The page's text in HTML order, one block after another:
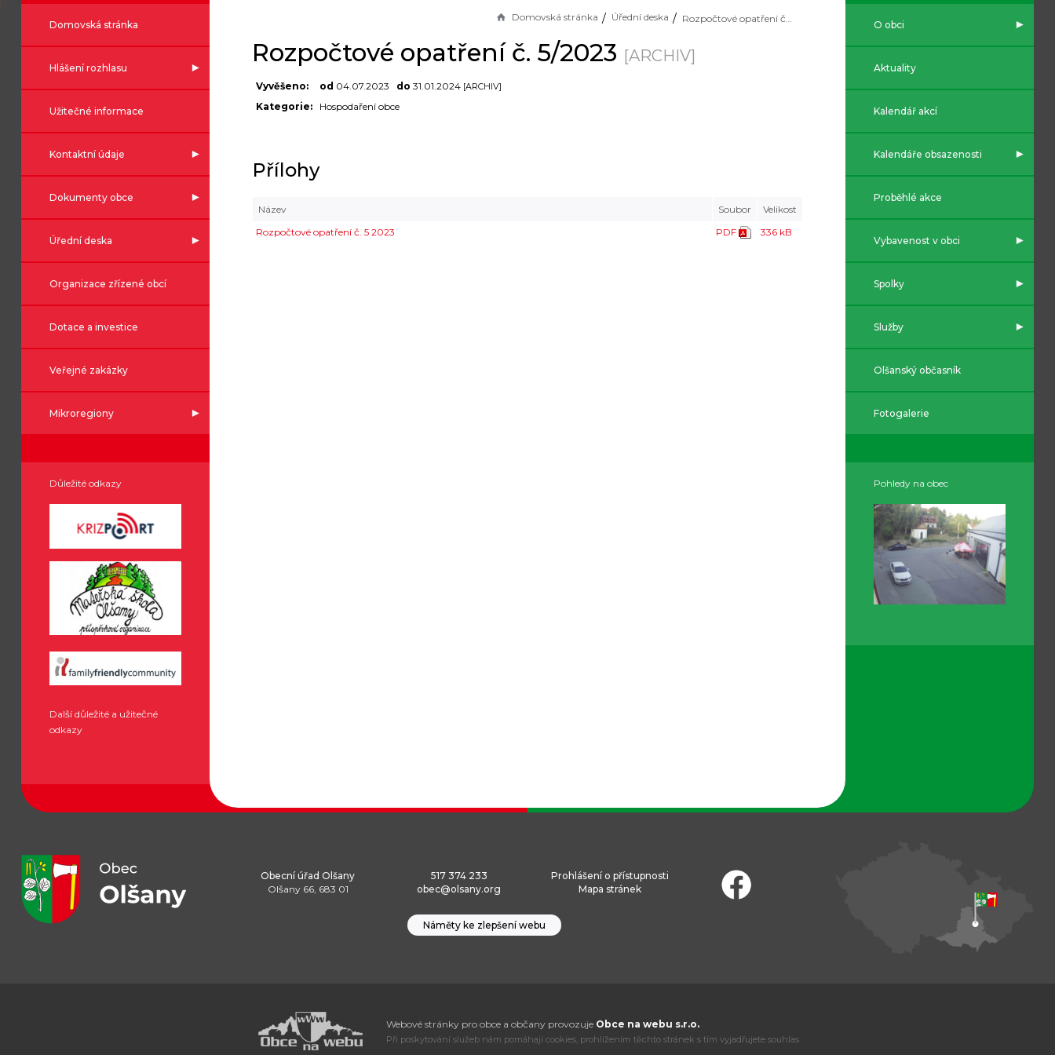
Domovská stránka
Hlášení rozhlasu
Užitečné informace
Kontaktní údaje
Dokumenty obce
Úřední deska
Organizace zřízené obcí
Dotace a investice
Veřejné zakázky
Mikroregiony
Důležité odkazy
Další důležité a užitečné
odkazy
Domovská stránka Úřední deska Rozpočtové opatření č. 5/2023
Rozpočtové opatření č. 5/2023 [ARCHIV]
Vyvěšeno: od 04.07.2023 do 31.01.2024 [ARCHIV]
Kategorie: Hospodaření obce
Přílohy
Název Soubor
Velikost
Rozpočtové opatření č. 5 2023
PDF 336 kB
O obci
Aktuality
Kalendář akcí
Kalendáře obsazenosti
Proběhlé akce
Vybavenost v obci
Spolky
Služby
Olšanský občasník
Fotogalerie
Pohledy na obec
Obecní úřad Olšany
Olšany 66, 683 01
517 374 233
obec@olsany.org
Prohlášení o přístupnosti
Mapa stránek
Náměty ke zlepšení webu
Webové stránky pro obce a občany provozuje Obce na webu s.r.o.
Při poskytování služeb nám pomáhají cookies, prohlížením těchto stránek s tím vyjadřujete souhlas.